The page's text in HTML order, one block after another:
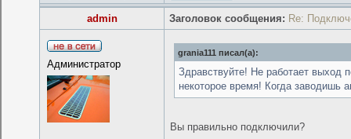
admin Заголовок сообщения: Re:
Администратор
grania111 писал(а):
Здравствуйте! Не работает выход
некоторое время! Когда заводишь
Вы правильно подключили?